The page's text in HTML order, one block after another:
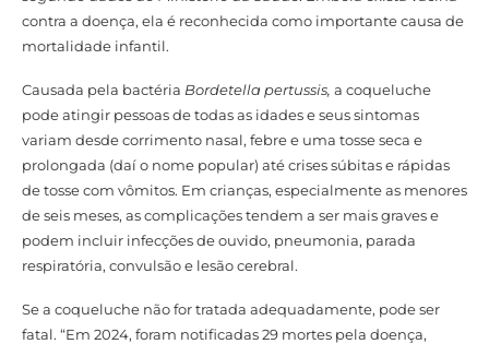
contra a doença, ela é reconhecida como importante causa de
mortalidade infantil.
Causada pela bactéria Bordetella pertussis, a coqueluche
pode atingir pessoas de todas as idades e seus sintomas
variam desde corrimento nasal, febre e uma tosse seca e
prolongada (daí o nome popular) até crises súbitas e rápidas
de tosse com vômitos. Em crianças, especialmente as menores
de seis meses, as complicações tendem a ser mais graves e
podem incluir infecções de ouvido, pneumonia, parada
respiratória, convulsão e lesão cerebral.
Se a coqueluche não for tratada adequadamente, pode ser
fatal. “Em 2024, foram notificadas 29 mortes pela doença,